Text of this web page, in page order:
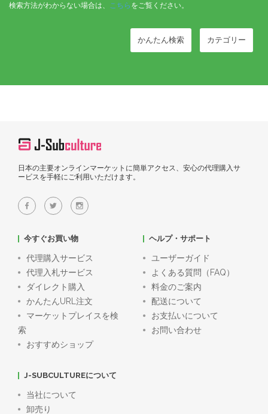
検索方法がわからない場合は、 こちら をご覧ください。
かんたん検索 カテゴリー
日本の主要オンラインマーケットに簡単アクセス、安心の代理購入サ
ービスを手軽にご利用いただけます。
今すぐお買い物
代理購入サービス
代理入札サービス
ダイレクト購入
かんたんURL注文
マーケットプレイスを検
索
おすすめショップ
ヘルプ・サポート
ユーザーガイド
よくある質問（FAQ）
料金のご案内
配送について
お支払いについて
お問い合わせ
J-SUBCULTUREについて
当社について
卸売り